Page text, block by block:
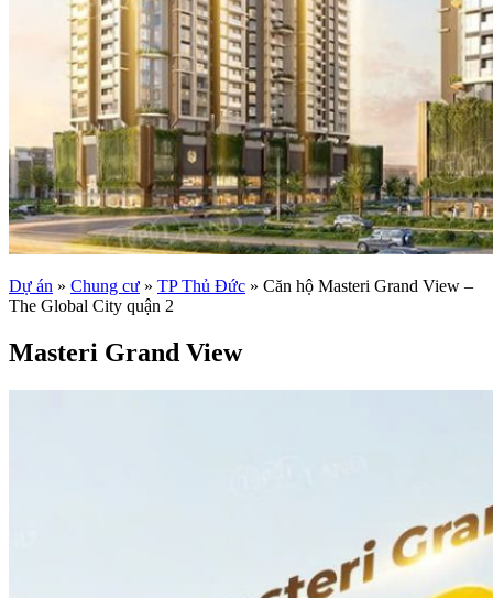
Dự án » Chung cư » TP Thủ Đức » Căn hộ Masteri Grand View –
The Global City quận 2
Masteri Grand View